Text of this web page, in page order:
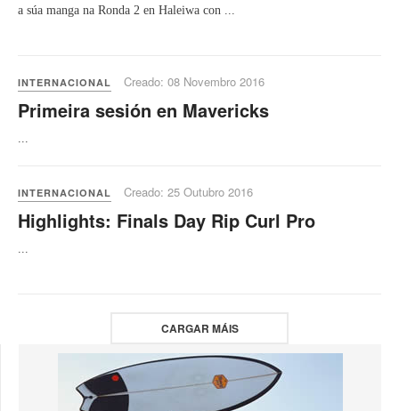
a súa manga na Ronda 2 en Haleiwa con ...
INTERNACIONAL Creado: 08 Novembro 2016
Primeira sesión en Mavericks
...
INTERNACIONAL Creado: 25 Outubro 2016
Highlights: Finals Day Rip Curl Pro
...
CARGAR MÁIS